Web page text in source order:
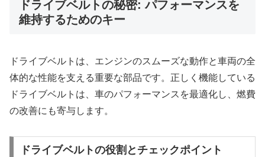
ドライブベルトの秘密: パフォーマンスを
維持するためのキー
ドライブベルトは、エンジンのスムーズな動作と車両の全
体的な性能を支える重要な部品です。正しく機能している
ドライブベルトは、車のパフォーマンスを最適化し、燃費
の改善にも寄与します。
ドライブベルトの役割とチェックポイント